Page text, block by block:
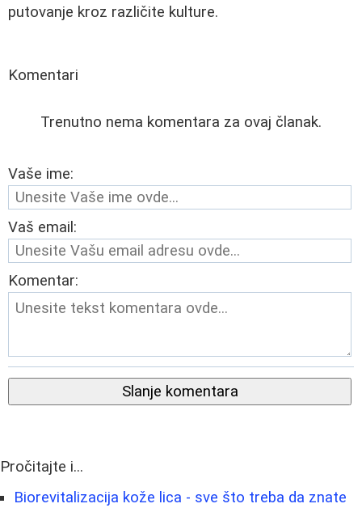
putovanje kroz različite kulture.
Komentari
Trenutno nema komentara za ovaj članak.
Vaše ime:
Vaš email:
Komentar:
Slanje komentara
Pročitajte i...
Biorevitalizacija kože lica - sve što treba da znate